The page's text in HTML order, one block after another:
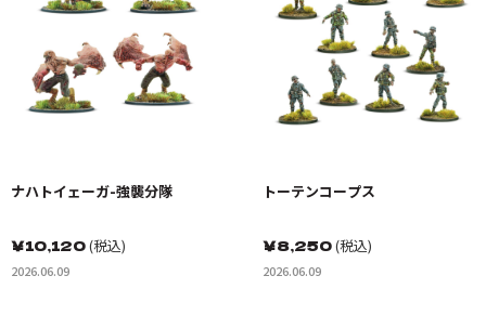
ナハトイェーガ-強襲分隊
￥10,120(税込)
2026.06.09
トーテンコープス
￥8,250(税込)
2026.06.09